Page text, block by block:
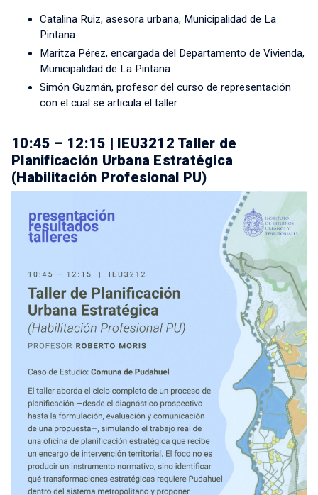
Catalina Ruiz, asesora urbana, Municipalidad de La
Pintana
Maritza Pérez, encargada del Departamento de Vivienda,
Municipalidad de La Pintana
Simón Guzmán, profesor del curso de representación
con el cual se articula el taller
10:45 – 12:15 | IEU3212 Taller de
Planificación Urbana Estratégica
(Habilitación Profesional PU)